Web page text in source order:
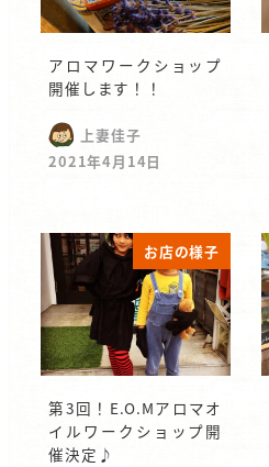
アロマワークショップ
開催します！！
上妻佳子
2021年4月14日
お店の様子
第3回！E.O.Mアロマオ
イルワークショップ開
催決定♪